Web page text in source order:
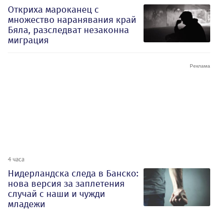
Откриха мароканец с
множество наранявания край
Бяла, разследват незаконна
миграция
4 часа
Нидерландска следа в Банско:
нова версия за заплетения
случай с наши и чужди
младежи